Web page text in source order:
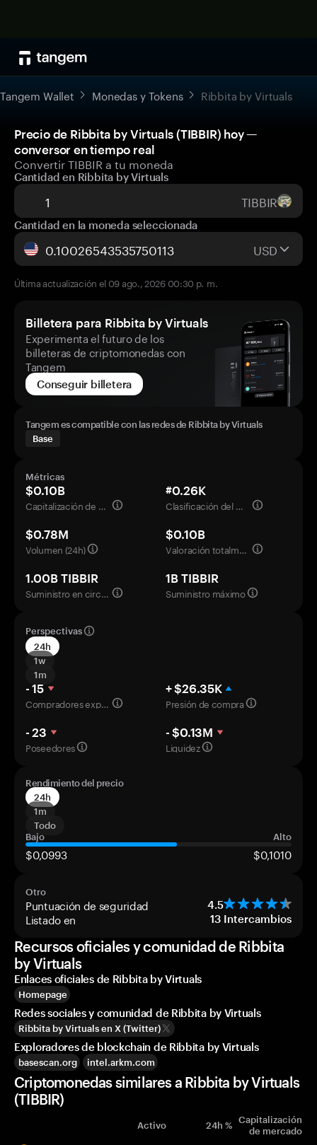
Tangem Wallet Monedas y Tokens Ribbita by Virtuals
Precio de Ribbita by Virtuals (TIBBIR) hoy —
conversor en tiempo real
Convertir TIBBIR a tu moneda
Cantidad en Ribbita by Virtuals
TIBBIR
Cantidad en la moneda seleccionada
USD
Última actualización el 09 ago., 2026 00:30 p. m.
Billetera para Ribbita by Virtuals
Experimenta el futuro de los
billeteras de criptomonedas con
Tangem
Conseguir billetera
Tangem es compatible con las redes de Ribbita by Virtuals
Base
Métricas
$0.10B
Capitalización de mercado
#0.26K
Clasificación del mercado
$0.78M
Volumen (24h)
$0.10B
Valoración totalmente diluida
1.00B TIBBIR
Suministro en circulación
1B TIBBIR
Suministro máximo
Perspectivas
24h
1w
1m
- 15
Compradores experimentados
+ $26.35K
Presión de compra
- 23
Poseedores
- $0.13M
Liquidez
Rendimiento del precio
24h
1m
Todo
Bajo
Alto
$0,0993 $0,1010
Otro
Puntuación de seguridad 4.5
Listado en 13 Intercambios
Recursos oficiales y comunidad de Ribbita
by Virtuals
Enlaces oficiales de Ribbita by Virtuals
Homepage
Redes sociales y comunidad de Ribbita by Virtuals
Ribbita by Virtuals en X (Twitter)
Exploradores de blockchain de Ribbita by Virtuals
basescan.org intel.arkm.com
Criptomonedas similares a Ribbita by Virtuals
(TIBBIR)
Activo 24h % Capitalización
de mercado